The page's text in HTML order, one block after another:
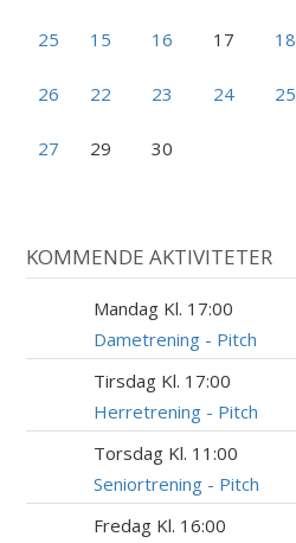
25 15 16 17 18
26 22 23 24 25
27 29 30
KOMMENDE AKTIVITETER
Mandag Kl. 17:00
Dametrening - Pitch
Tirsdag Kl. 17:00
Herretrening - Pitch
Torsdag Kl. 11:00
Seniortrening - Pitch
Fredag Kl. 16:00